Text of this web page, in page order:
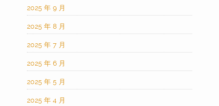
2025 年 9 月
2025 年 8 月
2025 年 7 月
2025 年 6 月
2025 年 5 月
2025 年 4 月